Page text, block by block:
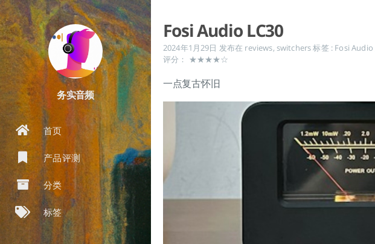
务实音频
首页
产品评测
分类
标签
Fosi Audio LC30
2024年1月29日 发布在 reviews, switchers标签 : Fosi Audio
评分： ★★★★☆
一点复古怀旧